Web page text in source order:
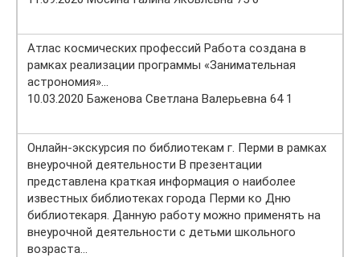
Атлас космических профессий Работа создана в
рамках реализации программы «Занимательная
астрономия»…
10.03.2020 Баженова Светлана Валерьевна 64 1
Онлайн-экскурсия по библиотекам г. Перми в рамках
внеурочной деятельности В презентации
представлена краткая информация о наиболее
известных библиотеках города Перми ко Дню
библиотекаря. Данную работу можно применять на
внеурочной деятельности с детьми школьного
возраста…